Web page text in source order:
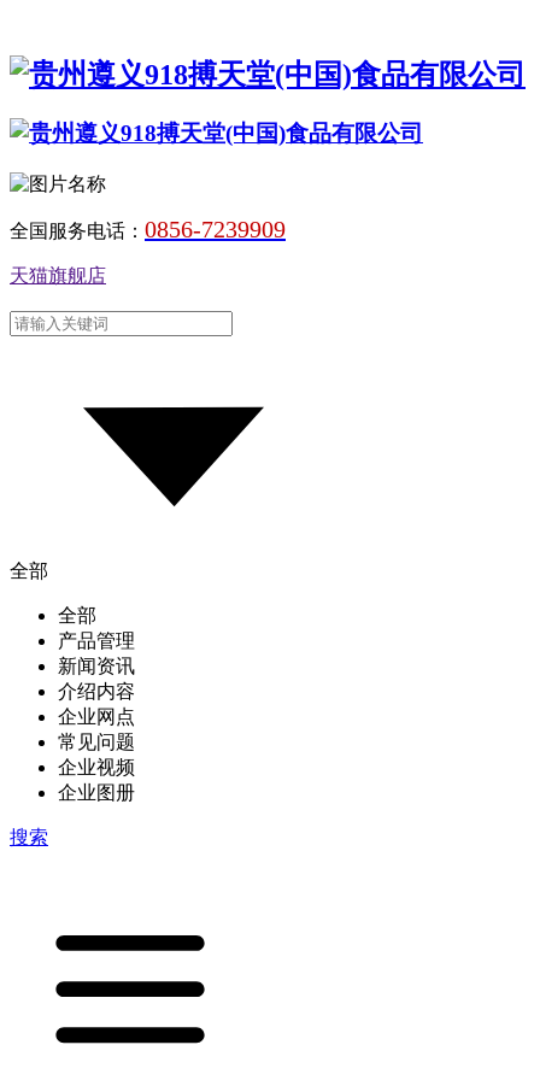
全国服务电话： 0856-7239909
天猫旗舰店
全部
全部
产品管理
新闻资讯
介绍内容
企业网点
常见问题
企业视频
企业图册
搜索